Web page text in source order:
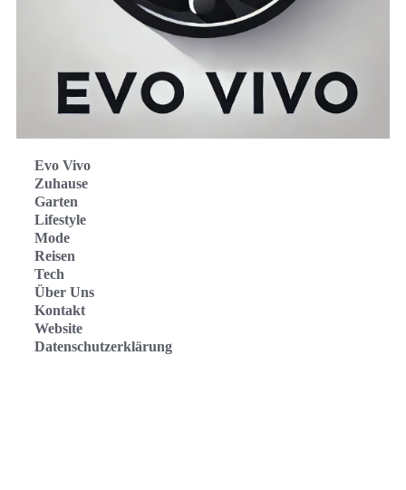
Evo Vivo
Zuhause
Garten
Lifestyle
Mode
Reisen
Tech
Über Uns
Kontakt
Website
Datenschutzerklärung